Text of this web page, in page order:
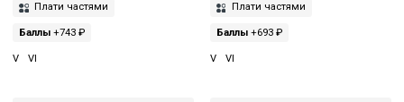
Плати частями
Баллы +743 ₽
V VI
Плати частями
Баллы+693 ₽
V VI